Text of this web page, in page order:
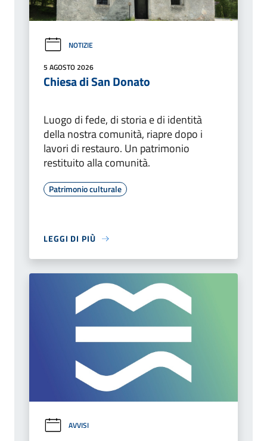
NOTIZIE
5 AGOSTO 2026
Chiesa di San Donato
Luogo di fede, di storia e di identità
della nostra comunità, riapre dopo i
lavori di restauro. Un patrimonio
restituito alla comunità.
Patrimonio culturale
LEGGI DI PIÙ
AVVISI